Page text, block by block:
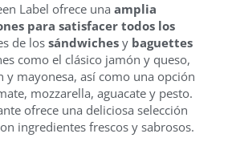
Label ofrece una amplia
para satisfacer todos los
de los sándwiches y baguettes
como el clásico jamón y queso,
y mayonesa, así como una opción
mozzarella, aguacate y pesto.
ofrece una deliciosa selección
ingredientes frescos y sabrosos.